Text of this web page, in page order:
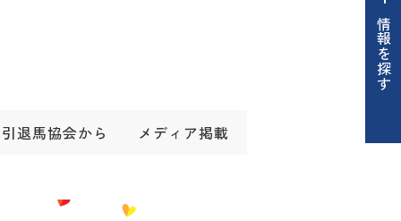
情報を探す
引退馬協会から メディア掲載